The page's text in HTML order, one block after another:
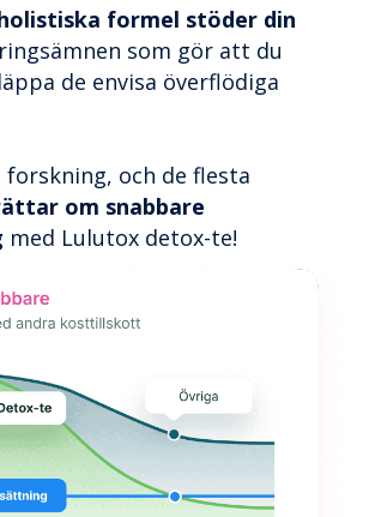
formel stöder din
som gör att du
de envisa överflödiga
forskning, och de flesta
om snabbare
med Lulutox detox-te!